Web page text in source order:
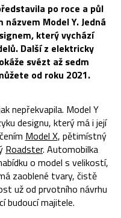
po roce a půl
Model Y. Jedná
který vychází
Další z elektricky
svézt až sedm
od roku 2021.
nepřekvapila. Model Y
designu, který má i její
Model X, pětimístný
Roadster. Automobilka
o model s velikostí,
zaoblené tvary, čistě
už od prvotního návrhu
budoucí majitele.